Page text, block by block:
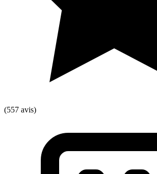
(557 avis)